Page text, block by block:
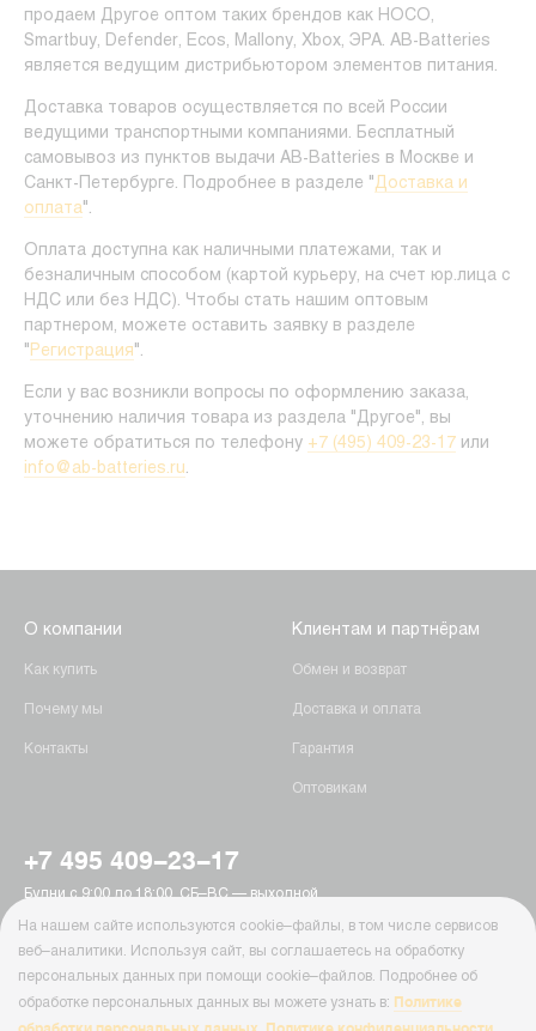
продаем Другое оптом таких брендов как HOCO,
Smartbuy, Defender, Ecos, Mallony, Xbox, ЭРА. AB-Batteries
является ведущим дистрибьютором элементов питания.
Доставка товаров осуществляется по всей России
ведущими транспортными компаниями. Бесплатный
самовывоз из пунктов выдачи AB-Batteries в Москве и
Санкт-Петербурге. Подробнее в разделе "Доставка и
оплата".
Оплата доступна как наличными платежами, так и
безналичным способом (картой курьеру, на счет юр.лица с
НДС или без НДС). Чтобы стать нашим оптовым
партнером, можете оставить заявку в разделе
" Регистрация".
Если у вас возникли вопросы по оформлению заказа,
уточнению наличия товара из раздела "Другое", вы
можете обратиться по телефону +7 (495) 409-23-17 или
info@ab-batteries.ru.
О компании
Как купить
Почему мы
Контакты
Клиентам и партнёрам
Обмен и возврат
Доставка и оплата
Гарантия
Оптовикам
+7 495 409-23-17
Будни с 9:00 до 18:00, СБ–ВС — выходной
г. Москва, Пятницкое шоссе, 15
info@ab-batteries.ru
© Ab-Batteries, 2026
На нашем сайте используются cookie–файлы, в том числе сервисов
веб–аналитики. Используя сайт, вы соглашаетесь на обработку
персональных данных при помощи cookie–файлов. Подробнее об
обработке персональных данных вы можете узнать в: Политике